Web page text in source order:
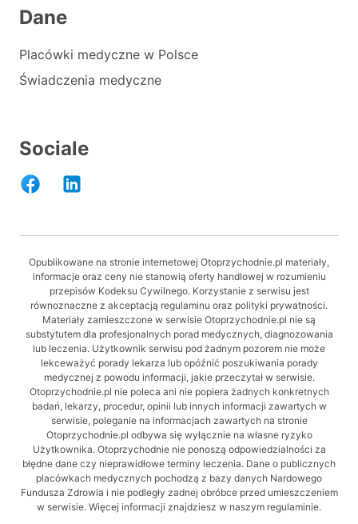
Dane
Placówki medyczne w Polsce
Świadczenia medyczne
Sociale
Opublikowane na stronie internetowej Otoprzychodnie.pl materiały,
informacje oraz ceny nie stanowią oferty handlowej w rozumieniu
przepisów Kodeksu Cywilnego. Korzystanie z serwisu jest
równoznaczne z akceptacją regulaminu oraz polityki prywatności.
Materiały zamieszczone w serwisie Otoprzychodnie.pl nie są
substytutem dla profesjonalnych porad medycznych, diagnozowania
lub leczenia. Użytkownik serwisu pod żadnym pozorem nie może
lekceważyć porady lekarza lub opóźnić poszukiwania porady
medycznej z powodu informacji, jakie przeczytał w serwisie.
Otoprzychodnie.pl nie poleca ani nie popiera żadnych konkretnych
badań, lekarzy, procedur, opinii lub innych informacji zawartych w
serwisie, poleganie na informacjach zawartych na stronie
Otoprzychodnie.pl odbywa się wyłącznie na własne ryzyko
Użytkownika. Otoprzychodnie nie ponoszą odpowiedzialności za
błędne dane czy nieprawidłowe terminy leczenia. Dane o publicznych
placówkach medycznych pochodzą z bazy danych Nardowego
Fundusza Zdrowia i nie podległy zadnej obróbce przed umieszczeniem
w serwisie. Więcej informacji znajdziesz w naszym regulaminie.